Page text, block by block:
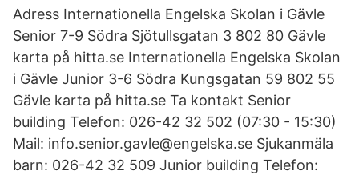
Adress Internationella Engelska Skolan i Gävle
Senior 7-9 Södra Sjötullsgatan 3 802 80 Gävle
karta på hitta.se Internationella Engelska Skolan
i Gävle Junior 3-6 Södra Kungsgatan 59 802 55
Gävle karta på hitta.se Ta kontakt Senior
building Telefon: 026-42 32 502 (07:30 - 15:30)
Mail: info.senior.gavle@engelska.se Sjukanmäla
barn: 026-42 32 509 Junior building Telefon: